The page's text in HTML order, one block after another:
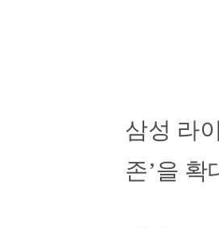
삼성 라
존’을 확